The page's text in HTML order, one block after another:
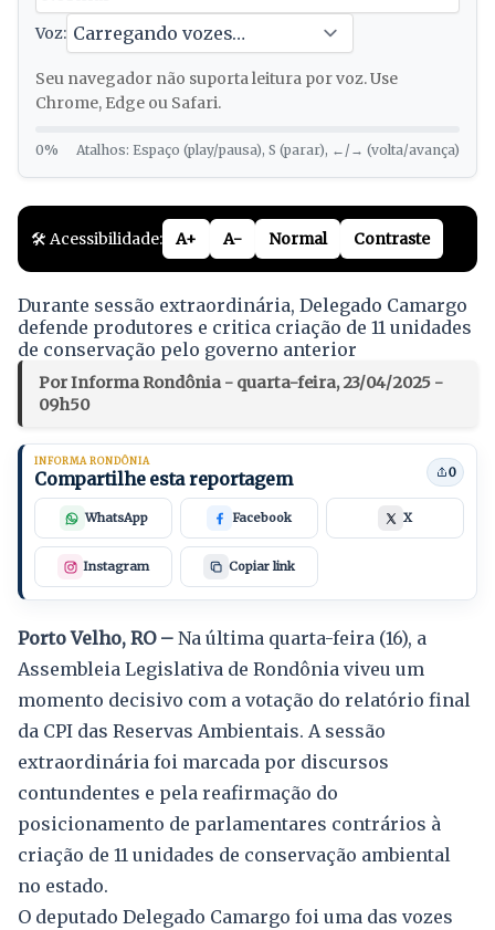
Voz:
Seu navegador não suporta leitura por voz. Use
Chrome, Edge ou Safari.
0% Atalhos: Espaço (play/pausa), S (parar), ←/→ (volta/avança)
🛠️ Acessibilidade: A+ A- Normal Contraste
Durante sessão extraordinária, Delegado Camargo
defende produtores e critica criação de 11 unidades
de conservação pelo governo anterior
Por Informa Rondônia - quarta-feira, 23/04/2025 -
09h50
INFORMA RONDÔNIA
Compartilhe esta reportagem 0
WhatsApp Facebook X
Instagram Copiar link
Porto Velho, RO – Na última quarta-feira (16), a
Assembleia Legislativa de Rondônia viveu um
momento decisivo com a votação do relatório final
da CPI das Reservas Ambientais. A sessão
extraordinária foi marcada por discursos
contundentes e pela reafirmação do
posicionamento de parlamentares contrários à
criação de 11 unidades de conservação ambiental
no estado.
O deputado Delegado Camargo foi uma das vozes